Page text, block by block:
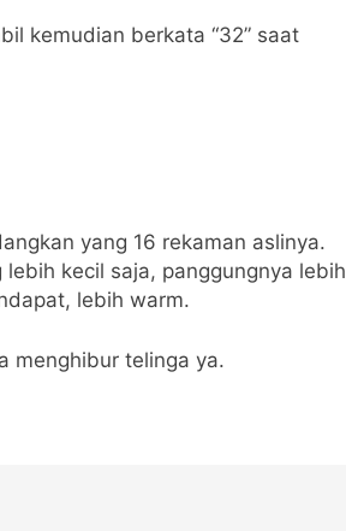
kemudian berkata “32” saat
yang 16 rekaman aslinya.
kecil saja, panggungnya lebih
lebih warm.
menghibur telinga ya.